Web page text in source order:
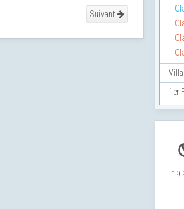
Suivant
1er